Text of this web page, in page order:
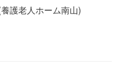
老人ホーム南山)